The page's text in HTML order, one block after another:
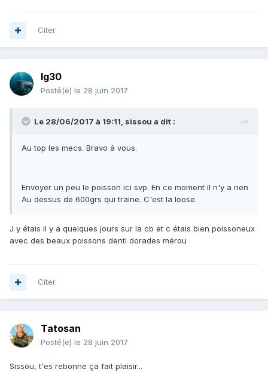
Citer
lg30
Posté(e) le 28 juin 2017
Le 28/06/2017 à 19:11, sissou a dit :
Au top les mecs. Bravo à vous.
Envoyer un peu le poisson ici svp. En ce moment il n'y a rien
Au dessus de 600grs qui traine. C'est la loose.
J y étais il y a quelques jours sur la cb et c étais bien poissoneux
avec des beaux poissons denti dorades mérou
Citer
Tatosan
Posté(e) le 28 juin 2017
Sissou, t'es rebonne ça fait plaisir...